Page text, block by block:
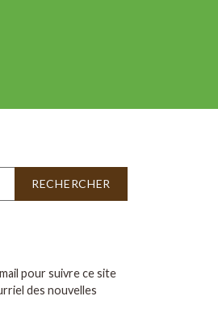
pour suivre ce site
des nouvelles